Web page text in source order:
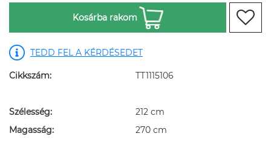
Kosárba rakom
TEDD FEL A KÉRDÉSEDET
Cikkszám: TT1115106
Szélesség:
212 cm
Magasság:
270 cm